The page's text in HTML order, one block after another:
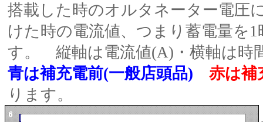
搭載した時のオルタネーター電圧
けた時の電流値、つまり蓄電量を
す。 縦軸は電流値(A)・横軸は時
青は補充電前(一般店頭品)
赤は補
ります。